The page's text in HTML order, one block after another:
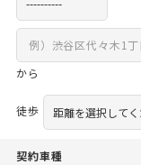
から
徒歩
契約車種